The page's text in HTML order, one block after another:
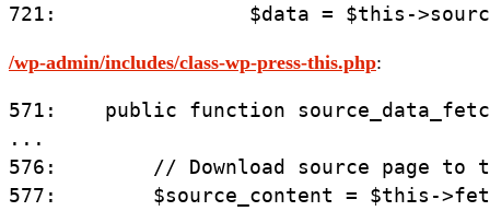
721:                $data = $this-
/wp-admin/includes/class-wp-press-this.php:
571:    public function
...
576:        // Download source page to
577:        $source_content = $this-